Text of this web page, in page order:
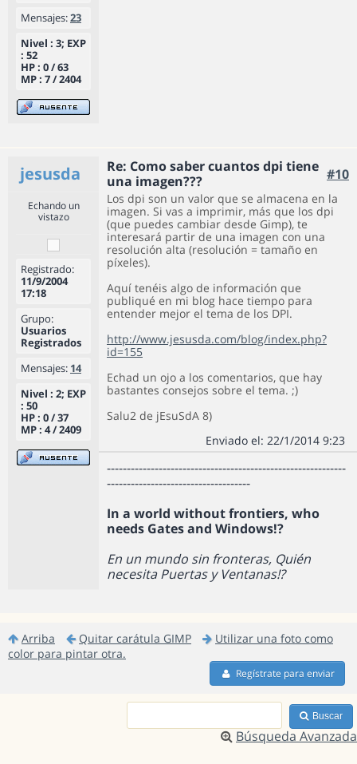
Mensajes:23
Nivel : 3; EXP
: 52
HP : 0 / 63
MP : 7 / 2404
jesusda
Re: Como saber cuantos dpi tiene
una imagen???
#10
Echando un
vistazo
Registrado:
11/9/2004
17:18
Grupo:
Usuarios
Registrados
Mensajes: 14
Nivel : 2; EXP
: 50
HP : 0 / 37
MP : 4 / 2409
Los dpi son un valor que se almacena en la
imagen. Si vas a imprimir, más que los dpi
(que puedes cambiar desde Gimp), te
interesará partir de una imagen con una
resolución alta (resolución = tamaño en
píxeles).
Aquí tenéis algo de información que
publiqué en mi blog hace tiempo para
entender mejor el tema de los DPI.
http://www.jesusda.com/blog/index.php?
id=155
Echad un ojo a los comentarios, que hay
bastantes consejos sobre el tema. ;)
Salu2 de jEsuSdA 8)
Enviado el: 22/1/2014 9:23
------------------------------------------------------------
------------------------------------
In a world without frontiers, who
needs Gates and Windows!?
En un mundo sin fronteras, Quién
necesita Puertas y Ventanas!?
Arriba Quitar carátula GIMP
Utilizar una foto como
color para pintar otra.
Regístrate para enviar
Buscar
Búsqueda Avanzada